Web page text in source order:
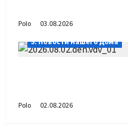
Polo
03.08.2026
5. Новости нашего Дома
Polo 02.08.2026